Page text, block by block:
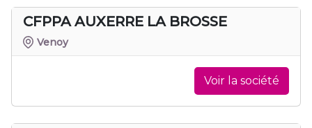
CFPPA AUXERRE LA BROSSE
Venoy
Voir la société